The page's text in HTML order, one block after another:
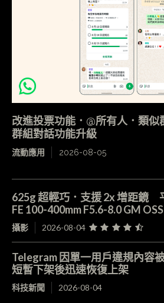
改進投票功能．@所有人．類
群組對話功能升級
流動應用 2026-08-05
625g 超輕巧．支援 2x 增距鏡
FE 100-400mm F5.6-8.0 GM
攝影 2026-08-04
Telegram 因單一用戶違規內容
短暫下架後迅速恢復上架
科技新聞 2026-08-04